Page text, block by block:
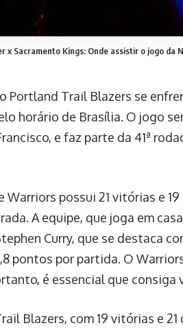
x Sacramento Kings: Onde assistir o jogo da
Portland Trail Blazers se
horário de Brasília. O jogo
e faz parte da 41ª
possui 21 vitórias e
A equipe, que joga em
Curry, que se destaca
pontos por partida. O
é essencial que consiga
Blazers, com 19 vitórias e 21